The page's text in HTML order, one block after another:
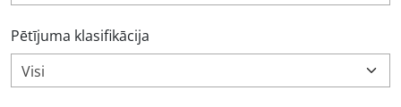
Pētījuma klasifikācija
Visi